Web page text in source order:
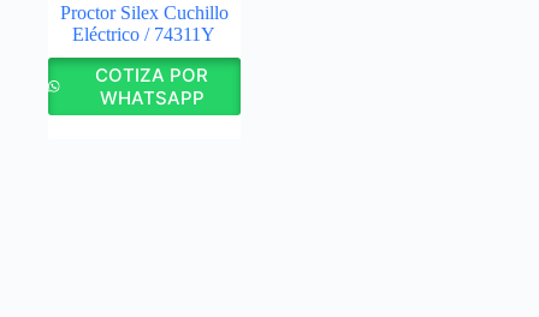
Proctor Silex Cuchillo
Eléctrico / 74311Y
COTIZA POR
WHATSAPP